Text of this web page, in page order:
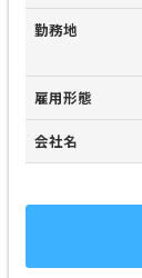
勤務地
雇用形態
会社名